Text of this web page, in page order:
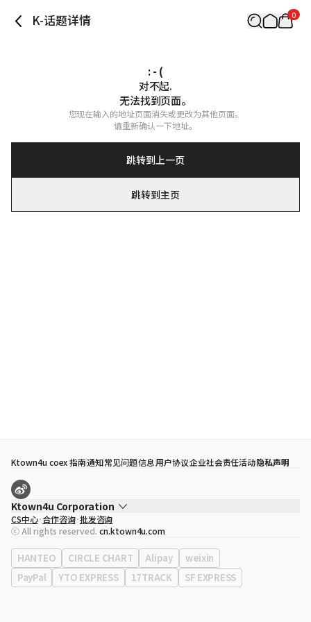
K-话题详情 0
: - (
对不起.
无法找到页面。
您现在输入的地址页面消失或更改为其他页面。
请重新确认一下地址。
跳转到上一页
跳转到主页
Ktown4u coex 指南通知常见问题信息用户协议企业社会责任活动隐私声明
Ktown4u Corporation
代表
宋効珉
营业执照 120-87-71116
公司地址 首尔特别市 江南区 岭东大路 513号 3楼 （三成洞， coex)
CS中心 合作咨询 批发咨询
ⓒ All rights reserved. cn.ktown4u.com
HANTEO CIRCLE CHART Alipay
weixin
PayPal
YTO EXPRESS 17TRACK SF EXPRESS